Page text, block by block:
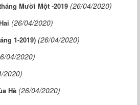
Mười Một -2019 (26/04/2020)
(26/04/2020)
1-2019) (26/04/2020)
04/2020)
2020)
Hè (26/04/2020)